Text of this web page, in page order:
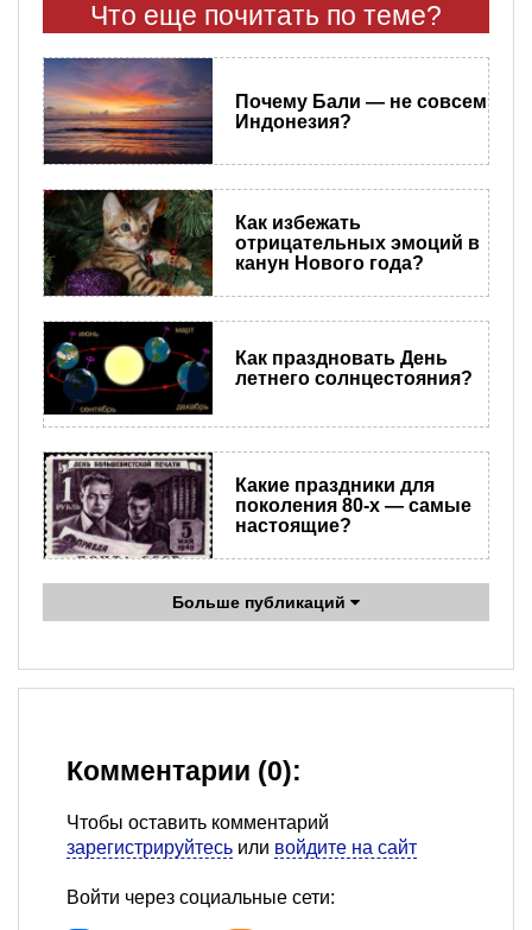
Что еще почитать по теме?
Почему Бали — не совсем
Индонезия?
Как избежать
отрицательных эмоций в
канун Нового года?
Как праздновать День
летнего солнцестояния?
Какие праздники для
поколения 80-х — самые
настоящие?
Больше публикаций
Комментарии (0):
Чтобы оставить комментарий
зарегистрируйтесь или войдите на сайт
Войти через социальные сети: